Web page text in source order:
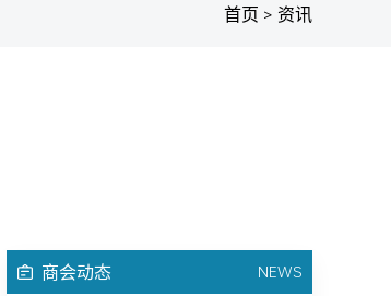
首页 > 资讯
商会动态 NEWS